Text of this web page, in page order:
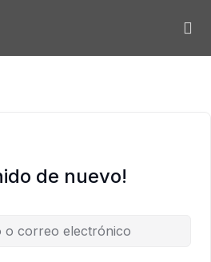
de nuevo!